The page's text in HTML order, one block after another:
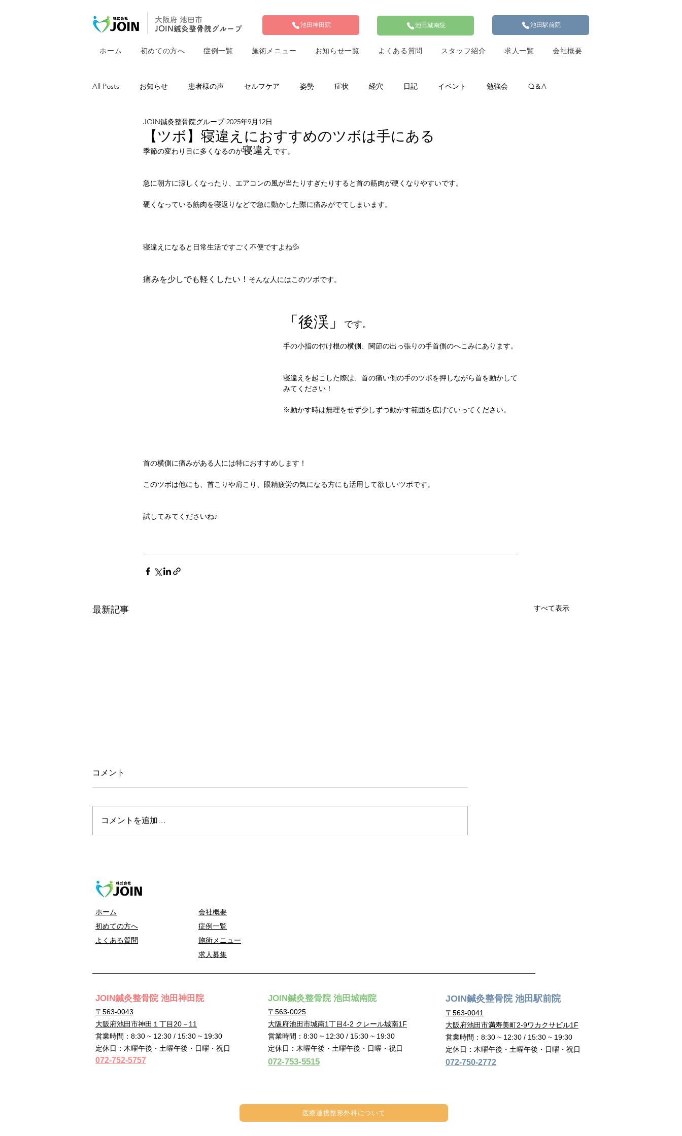
大阪府 池田市
JOIN鍼灸整骨院グループ
池田神田院 池田城南院 池田駅前院
ホーム 初めての方へ 症例一覧 施術メニュー お知らせ一覧 よくある質問 スタッフ紹介 求人一覧 会社概要
All Posts お知らせ 患者様の声 セルフケア 姿勢 症状 経穴 日記 イベント 勉強会 Q＆A
【ツボ】寝違えにおすすめのツボは手にある
JOIN鍼灸整骨院グループ 2025年9月12日
季節の変わり目に多くなるのが寝違え です。
急に朝方に涼しくなったり、エアコンの風が当たりすぎたりすると首の筋肉が硬くなりやすいです。
硬くなっている筋肉を寝返りなどで急に動かした際に痛みがでてしまいます。
寝違えになると日常生活ですごく不便ですよね💦
痛みを少しでも軽くしたい！ そんな人にはこのツボです。
「後渓」 です。
手の小指の付け根の横側、関節の出っ張りの手首側のへこみにあります。
寝違えを起こした際は、首の痛い側の手のツボを押しながら首を動かして
みてください！
※動かす時は無理をせず少しずつ動かす範囲を広げていってください。
首の横側に痛みがある人には特におすすめします！
このツボは他にも、首こりや肩こり、眼精疲労の気になる方にも活用して欲しいツボです。
試してみてくださいね♪
最新記事 すべて表示
コメント
コメントを追加…
ホーム
初めての方へ
よくある質問
会社概要
症例一覧
施術メニュー
求人募集
JOIN鍼灸整骨院 池田神田院
〒563-0043
大阪府池田市神田１丁目20－11
営業時間：8:30 ~ 12:30 / 15:30 ~ 19:30
定休日：木曜午後・土曜午後・日曜・祝日
072-752-5757
JOIN鍼灸整骨院 池田城南院
〒563-0025
大阪府池田市城南1丁目4-2 クレール城南1F
営業時間：8:30 ~ 12:30 / 15:30 ~ 19:30
定休日：木曜午後・土曜午後・日曜・祝日
072-753-5515
JOIN鍼灸整骨院 池田駅前院
〒563-0041
大阪府池田市満寿美町2-9ワカクサビル1F
営業時間：8:30 ~ 12:30 / 15:30 ~ 19:30
定休日：木曜午後・土曜午後・日曜・祝日
072-750-2772
医療連携​整形外科について